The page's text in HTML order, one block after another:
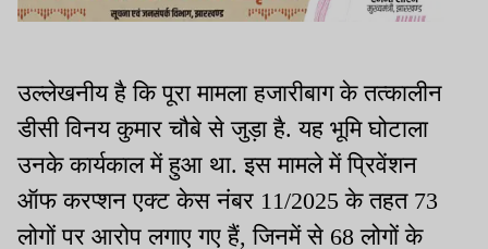
उल्लेखनीय है कि पूरा मामला हजारीबाग के तत्कालीन
डीसी विनय कुमार चौबे से जुड़ा है. यह भूमि घोटाला
उनके कार्यकाल में हुआ था. इस मामले में प्रिवेंशन
ऑफ करप्शन एक्ट केस नंबर 11/2025 के तहत 73
लोगों पर आरोप लगाए गए हैं, जिनमें से 68 लोगों के